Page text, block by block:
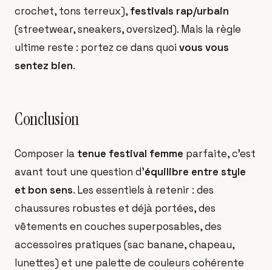
crochet, tons terreux), festivals rap/urbain
(streetwear, sneakers, oversized). Mais la règle
ultime reste : portez ce dans quoi vous vous
sentez bien.
Conclusion
Composer la tenue festival femme parfaite, c'est
avant tout une question d'équilibre entre style
et bon sens. Les essentiels à retenir : des
chaussures robustes et déjà portées, des
vêtements en couches superposables, des
accessoires pratiques (sac banane, chapeau,
lunettes) et une palette de couleurs cohérente